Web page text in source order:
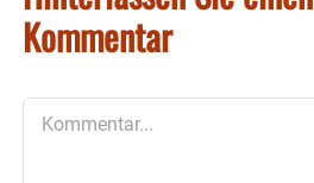
Kommentar